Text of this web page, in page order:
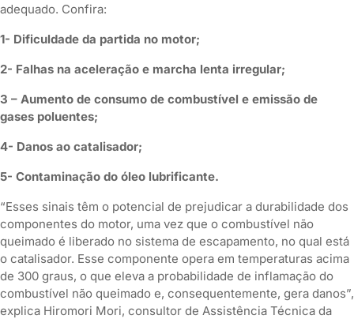
adequado. Confira:
1- Dificuldade da partida no motor;
2- Falhas na aceleração e marcha lenta irregular;
3 – Aumento de consumo de combustível e emissão de
gases poluentes;
4- Danos ao catalisador;
5- Contaminação do óleo lubrificante.
“Esses sinais têm o potencial de prejudicar a durabilidade dos
componentes do motor, uma vez que o combustível não
queimado é liberado no sistema de escapamento, no qual está
o catalisador. Esse componente opera em temperaturas acima
de 300 graus, o que eleva a probabilidade de inflamação do
combustível não queimado e, consequentemente, gera danos”,
explica Hiromori Mori, consultor de Assistência Técnica da